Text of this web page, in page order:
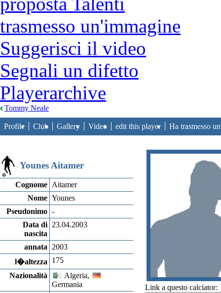
trasmesso un'immagine
Suggerisci il video
Segnali un difetto
Playerarchive
Tommy Neale
Profile Club Gallery Video edit this player Ha trasmesso
Younes Aitamer
Cognome Aitamer
Nome Younes
Pseudonimo -
Data di
nascita
23.04.2003
annata
2003
l�altezza
175
Nazionalità
Algeria,
Germania
Link a questo calciator: